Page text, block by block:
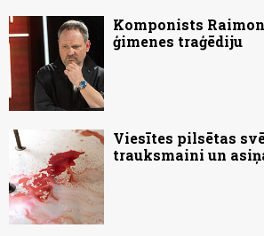
Komponists
ģimenes traģēdiju
Viesītes pilsētas
trauksmaini un